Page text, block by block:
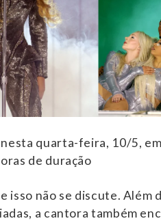
quarta-feira, 10/5,
de duração
isso não se discute. Além
a cantora também